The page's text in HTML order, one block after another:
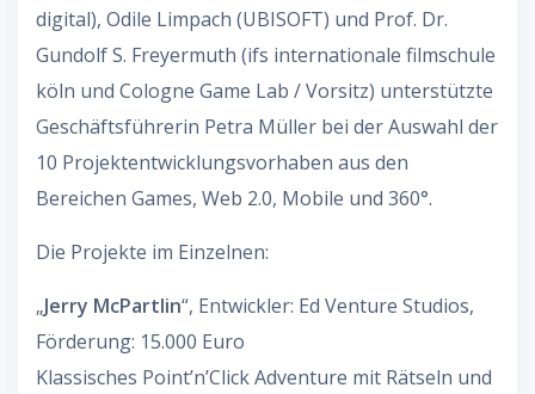
digital), Odile Limpach (UBISOFT) und Prof. Dr.
Gundolf S. Freyermuth (ifs internationale filmschule
köln und Cologne Game Lab / Vorsitz) unterstützte
Geschäftsführerin Petra Müller bei der Auswahl der
10 Projektentwicklungsvorhaben aus den
Bereichen Games, Web 2.0, Mobile und 360°.
Die Projekte im Einzelnen:
„Jerry McPartlin“, Entwickler: Ed Venture Studios,
Förderung: 15.000 Euro
Klassisches Point’n’Click Adventure mit Rätseln und